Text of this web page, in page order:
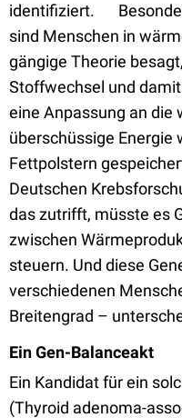
identifiziert.
sind Menschen in
gängige Theorie
Stoffwechsel und
eine Anpassung an die
überschüssige Energie
Fettpolstern
Deutschen
das zutrifft, müsste es
zwischen
steuern. Und diese
verschiedenen
Breitengrad –
Ein Gen-Balanceakt
Ein Kandidat für ein
(Thyroid adenoma-